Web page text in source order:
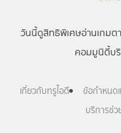
วันนี้ดูสิทธิพิเศษอ่านเกมต
คอมมูนิตี้บ
เกี่ยวกับทรูไอดี ข้อกำหนดแ
บริการช่ว